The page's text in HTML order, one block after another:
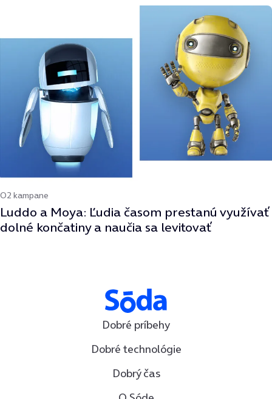
O2 kampane
Luddo a Moya: Ľudia časom prestanú využívať
dolné končatiny a naučia sa levitovať
Dobré príbehy
Dobré technológie
Dobrý čas